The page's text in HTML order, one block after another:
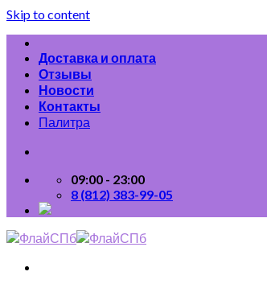
Skip to content
Доставка и оплата
Отзывы
Новости
Контакты
Палитра
09:00 - 23:00
8 (812) 383-99-05